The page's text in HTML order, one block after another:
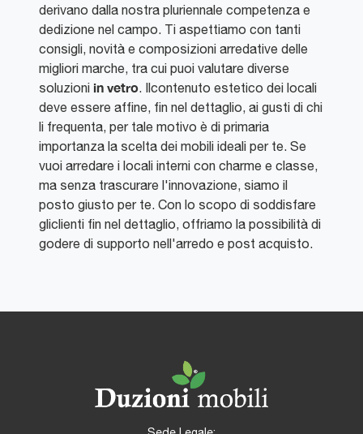
derivano dalla nostra pluriennale competenza e
dedizione nel campo. Ti aspettiamo con tanti
consigli, novità e composizioni arredative delle
migliori marche, tra cui puoi valutare diverse
soluzioni in vetro. Ilcontenuto estetico dei locali
deve essere affine, fin nel dettaglio, ai gusti di chi
li frequenta, per tale motivo è di primaria
importanza la scelta dei mobili ideali per te. Se
vuoi arredare i locali interni con charme e classe,
ma senza trascurare l'innovazione, siamo il
posto giusto per te. Con lo scopo di soddisfare
gliclienti fin nel dettaglio, offriamo la possibilità di
godere di supporto nell'arredo e post acquisto.